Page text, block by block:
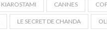
CANNES
LE SECRET DE CHANDA